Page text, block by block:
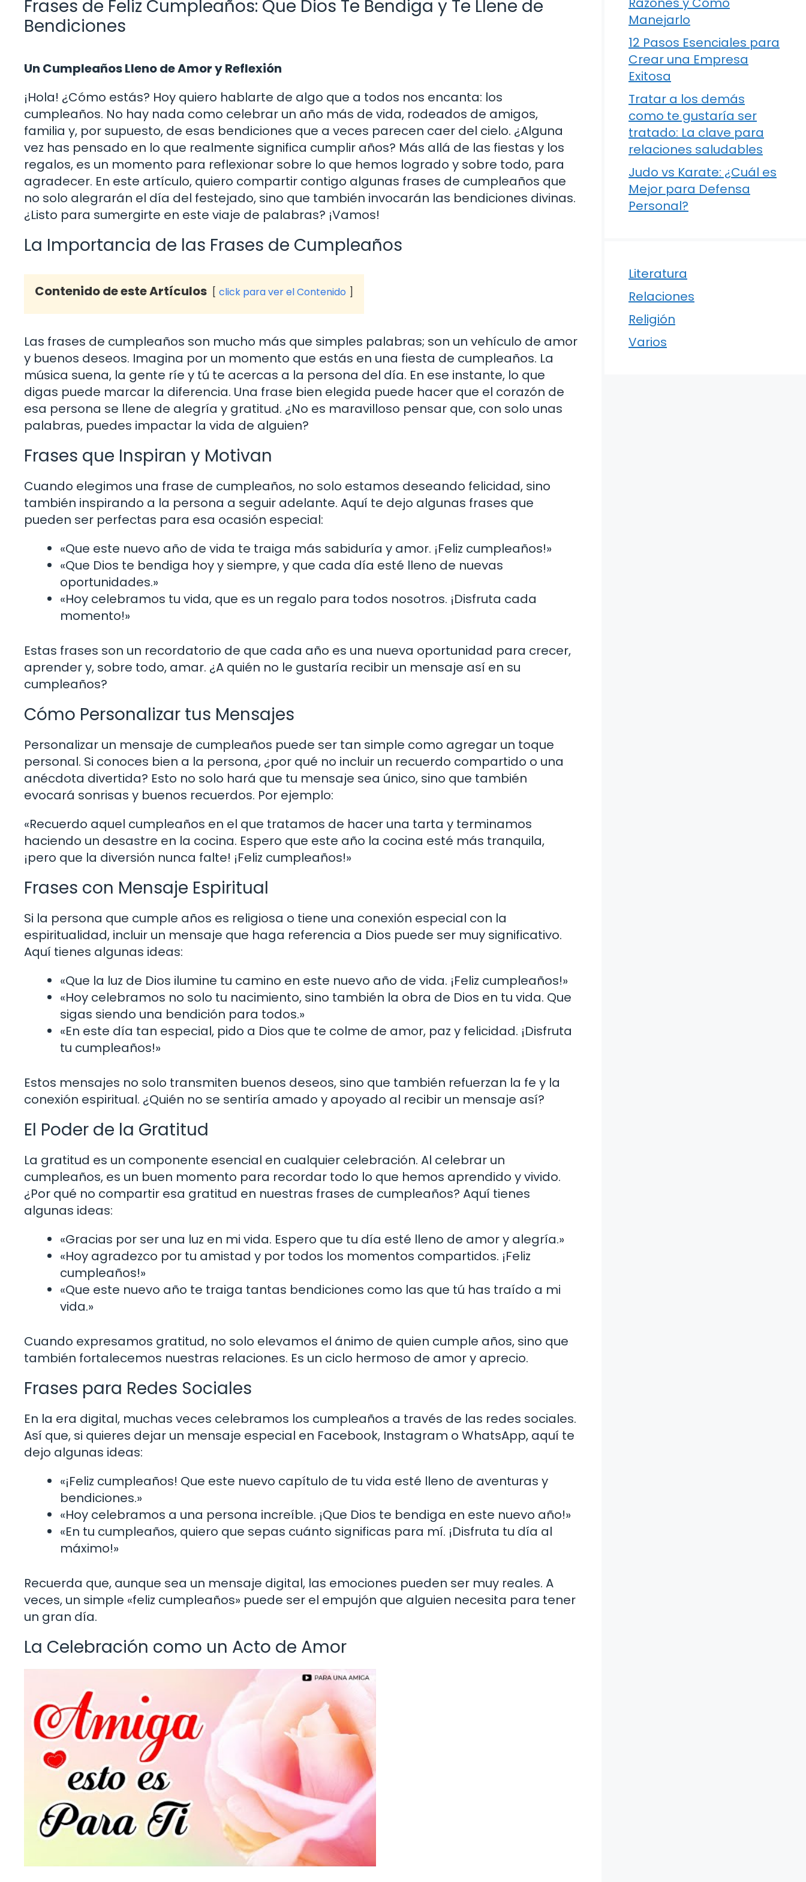
Frases de Feliz Cumpleaños: Que Dios Te Bendiga y Te Llene de
Bendiciones
Un Cumpleaños Lleno de Amor y Reflexión
¡Hola! ¿Cómo estás? Hoy quiero hablarte de algo que a todos nos encanta: los
cumpleaños. No hay nada como celebrar un año más de vida, rodeados de amigos,
familia y, por supuesto, de esas bendiciones que a veces parecen caer del cielo. ¿Alguna
vez has pensado en lo que realmente significa cumplir años? Más allá de las fiestas y los
regalos, es un momento para reflexionar sobre lo que hemos logrado y sobre todo, para
agradecer. En este artículo, quiero compartir contigo algunas frases de cumpleaños que
no solo alegrarán el día del festejado, sino que también invocarán las bendiciones divinas.
¿Listo para sumergirte en este viaje de palabras? ¡Vamos!
La Importancia de las Frases de Cumpleaños
Contenido de este Artículos click para ver el Contenido
Las frases de cumpleaños son mucho más que simples palabras; son un vehículo de amor
y buenos deseos. Imagina por un momento que estás en una fiesta de cumpleaños. La
música suena, la gente ríe y tú te acercas a la persona del día. En ese instante, lo que
digas puede marcar la diferencia. Una frase bien elegida puede hacer que el corazón de
esa persona se llene de alegría y gratitud. ¿No es maravilloso pensar que, con solo unas
palabras, puedes impactar la vida de alguien?
Frases que Inspiran y Motivan
Cuando elegimos una frase de cumpleaños, no solo estamos deseando felicidad, sino
también inspirando a la persona a seguir adelante. Aquí te dejo algunas frases que
pueden ser perfectas para esa ocasión especial:
«Que este nuevo año de vida te traiga más sabiduría y amor. ¡Feliz cumpleaños!»
«Que Dios te bendiga hoy y siempre, y que cada día esté lleno de nuevas
oportunidades.»
«Hoy celebramos tu vida, que es un regalo para todos nosotros. ¡Disfruta cada
momento!»
Estas frases son un recordatorio de que cada año es una nueva oportunidad para crecer,
aprender y, sobre todo, amar. ¿A quién no le gustaría recibir un mensaje así en su
cumpleaños?
Cómo Personalizar tus Mensajes
Personalizar un mensaje de cumpleaños puede ser tan simple como agregar un toque
personal. Si conoces bien a la persona, ¿por qué no incluir un recuerdo compartido o una
anécdota divertida? Esto no solo hará que tu mensaje sea único, sino que también
evocará sonrisas y buenos recuerdos. Por ejemplo:
«Recuerdo aquel cumpleaños en el que tratamos de hacer una tarta y terminamos
haciendo un desastre en la cocina. Espero que este año la cocina esté más tranquila,
¡pero que la diversión nunca falte! ¡Feliz cumpleaños!»
Frases con Mensaje Espiritual
Si la persona que cumple años es religiosa o tiene una conexión especial con la
espiritualidad, incluir un mensaje que haga referencia a Dios puede ser muy significativo.
Aquí tienes algunas ideas:
«Que la luz de Dios ilumine tu camino en este nuevo año de vida. ¡Feliz cumpleaños!»
«Hoy celebramos no solo tu nacimiento, sino también la obra de Dios en tu vida. Que
sigas siendo una bendición para todos.»
«En este día tan especial, pido a Dios que te colme de amor, paz y felicidad. ¡Disfruta
tu cumpleaños!»
Estos mensajes no solo transmiten buenos deseos, sino que también refuerzan la fe y la
conexión espiritual. ¿Quién no se sentiría amado y apoyado al recibir un mensaje así?
El Poder de la Gratitud
La gratitud es un componente esencial en cualquier celebración. Al celebrar un
cumpleaños, es un buen momento para recordar todo lo que hemos aprendido y vivido.
¿Por qué no compartir esa gratitud en nuestras frases de cumpleaños? Aquí tienes
algunas ideas:
«Gracias por ser una luz en mi vida. Espero que tu día esté lleno de amor y alegría.»
«Hoy agradezco por tu amistad y por todos los momentos compartidos. ¡Feliz
cumpleaños!»
«Que este nuevo año te traiga tantas bendiciones como las que tú has traído a mi
vida.»
Cuando expresamos gratitud, no solo elevamos el ánimo de quien cumple años, sino que
también fortalecemos nuestras relaciones. Es un ciclo hermoso de amor y aprecio.
Frases para Redes Sociales
En la era digital, muchas veces celebramos los cumpleaños a través de las redes sociales.
Así que, si quieres dejar un mensaje especial en Facebook, Instagram o WhatsApp, aquí te
dejo algunas ideas:
«¡Feliz cumpleaños! Que este nuevo capítulo de tu vida esté lleno de aventuras y
bendiciones.»
«Hoy celebramos a una persona increíble. ¡Que Dios te bendiga en este nuevo año!»
«En tu cumpleaños, quiero que sepas cuánto significas para mí. ¡Disfruta tu día al
máximo!»
Recuerda que, aunque sea un mensaje digital, las emociones pueden ser muy reales. A
veces, un simple «feliz cumpleaños» puede ser el empujón que alguien necesita para tener
un gran día.
La Celebración como un Acto de Amor
Manejarlo
12 Pasos Esenciales para
Crear una Empresa
Exitosa
Tratar a los demás
como te gustaría ser
tratado: La clave para
relaciones saludables
Judo vs Karate: ¿Cuál es
Mejor para Defensa
Personal?
Literatura
Relaciones
Religión
Varios